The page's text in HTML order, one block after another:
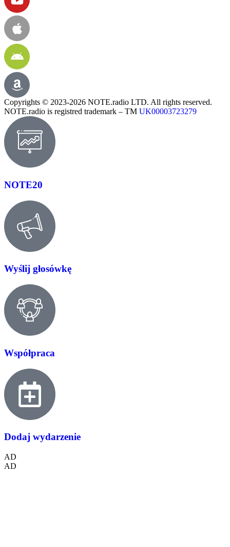
Copyrights © 2023-2026 NOTE.radio LTD. All rights reserved.
NOTE.radio is registred trademark – TM UK00003723279
NOTE20
Wyślij głosówkę
Współpraca
Dodaj wydarzenie
AD
AD